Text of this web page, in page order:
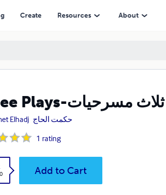
Create Resources About
Three Plays-ثلاث مسرحيات
Elhadj حكمت الحاج
1 rating
Add to Cart